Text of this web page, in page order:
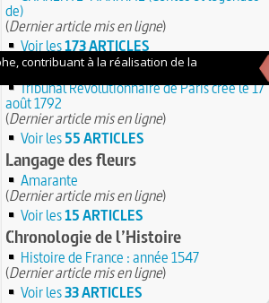
de)
(Dernier article mis en ligne)
Voir les173 ARTICLES
Savoir : Mots d’Histoire
Tribunal Révolutionnaire de Paris créé le 17
août 1792
(Dernier article mis en ligne)
Voir les55 ARTICLES
Langage des fleurs
Amarante
(Dernier article mis en ligne)
Voir les15 ARTICLES
Chronologie de l’Histoire
Histoire de France : année 1547
(Dernier article mis en ligne)
Voir les33 ARTICLES